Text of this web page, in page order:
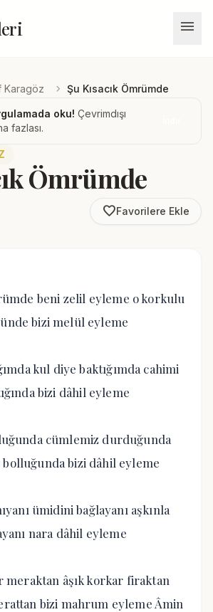
menu
Karagöz chevron_right Şu Kısacık Ömrümde
oku! Çevrimdışı
fazlası.
Ömrümde
favorite_borderFavorilere Ekle
beni zelil eyleme o korkulu
bizi melül eyleme
kul diye baktığımda cahimi
bizi dâhil eyleme
cümlemiz durduğunda
bizi dâhil eyleme
ümidini bağlayanı aşkınla
nara dâhil eyleme
meraktan âşık korkar firaktan
bizi mahrum eyleme Âmin